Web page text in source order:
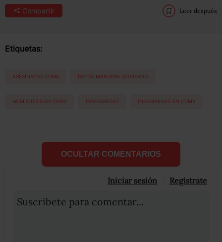
Compartir Leer después
Etiquetas:
ASESINATOS CDMX DATOS MANCERA GOBIERNO
HOMICIDIOS EN CDMX INSEGURIDAD INSEGURIDAD EN CDMX
OCULTAR COMENTARIOS
Iniciar sesión Registrate
Suscribete para comentar...